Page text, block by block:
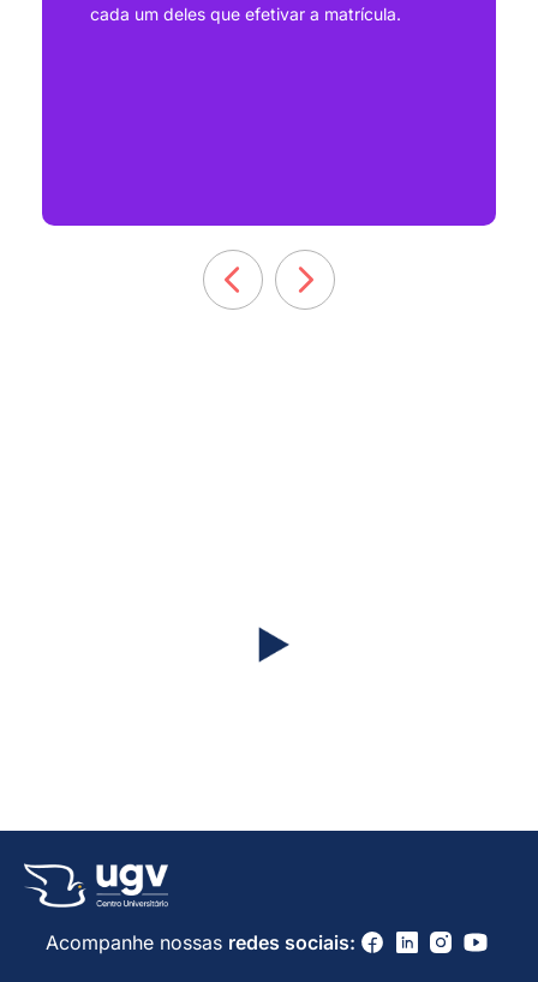
cada um deles que efetivar a matrícula.
Acompanhe nossas redes sociais: